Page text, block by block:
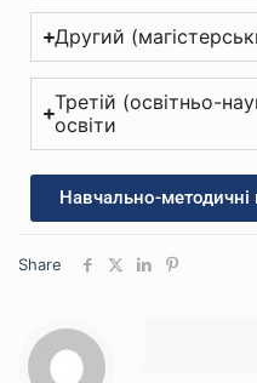
Другий
Третій (освітньо-
освіти
Навчально-методичні
Share